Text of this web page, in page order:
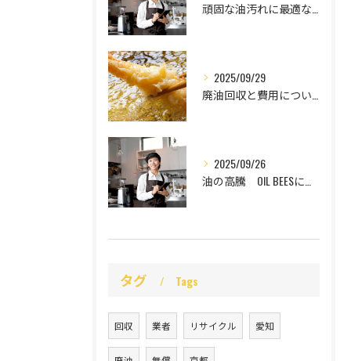
2025/09/29
2025/09/26
タグ Tags
回収 業者 リサイクル 愛知